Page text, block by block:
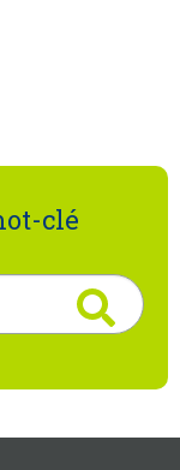
clé